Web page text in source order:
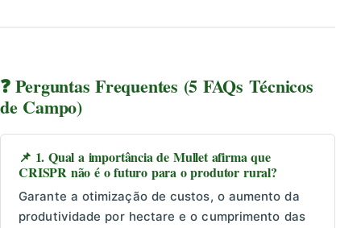
❓ Perguntas Frequentes (5 FAQs Técnicos
de Campo)
📌 1. Qual a importância de Mullet afirma que
CRISPR não é o futuro para o produtor rural?
Garante a otimização de custos, o aumento da
produtividade por hectare e o cumprimento das